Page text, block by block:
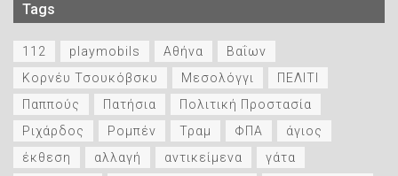
Tags
112 playmobils Αθήνα
Βαΐων
Κορνέυ Τσουκόβσκυ
Μεσολόγγι
ΠΕΛΙΤΙ
Παππούς
Πατήσια
Πολιτική Προστασία
Ριχάρδος
Ρομπέν Τραμ ΦΠΑ
άγιος
έκθεση
αλλαγή αντικείμενα
γάτα